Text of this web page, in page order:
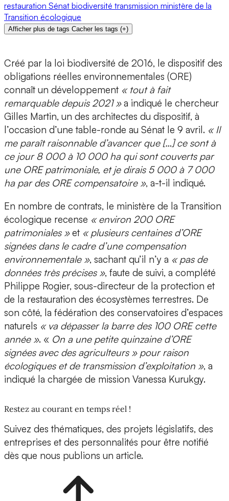
restauration Sénat biodiversité transmission ministère de la
Transition écologique
Afficher plus de tags Cacher les tags (+)
Créé par la loi biodiversité de 2016, le dispositif des
obligations réelles environnementales (ORE)
connaît un développement « tout à fait
remarquable depuis 2021 »a indiqué le chercheur
Gilles Martin, un des architectes du dispositif, à
l’occasion d’une table-ronde au Sénat le 9 avril. « Il
me paraît raisonnable d’avancer que […] ce sont à
ce jour 8 000 à 10 000 ha qui sont couverts par
une ORE patrimoniale, et je dirais 5 000 à 7 000
ha par des ORE compensatoire », a-t-il indiqué.
En nombre de contrats, le ministère de la Transition
écologique recense « environ 200 ORE
patrimoniales »et « plusieurs centaines d’ORE
signées dans le cadre d’une compensation
environnementale », sachant qu’il n’y a « pas de
données très précises », faute de suivi, a complété
Philippe Rogier, sous-directeur de la protection et
de la restauration des écosystèmes terrestres. De
son côté, la fédération des conservatoires d’espaces
naturels « va dépasser la barre des 100 ORE cette
année ». « On a une petite quinzaine d’ORE
signées avec des agriculteurs » pour raison
écologiques et de transmission d’exploitation », a
indiqué la chargée de mission Vanessa Kurukgy.
Restez au courant en temps réel !
Suivez des thématiques, des projets législatifs, des
entreprises et des personnalités pour être notifié
dès que nous publions un article.